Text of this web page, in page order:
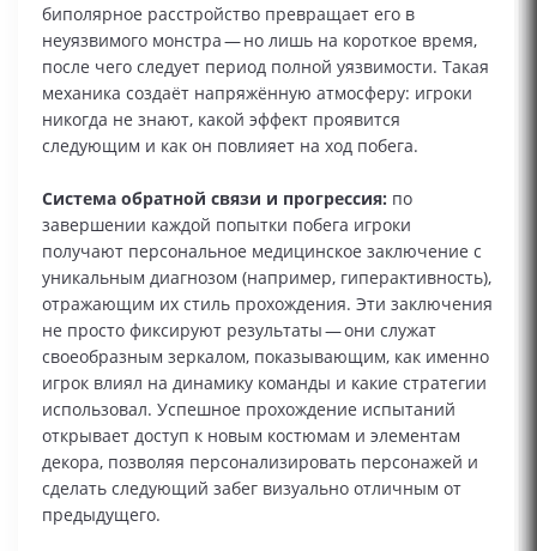
биполярное расстройство превращает его в
неуязвимого монстра — но лишь на короткое время,
после чего следует период полной уязвимости. Такая
механика создаёт напряжённую атмосферу: игроки
никогда не знают, какой эффект проявится
следующим и как он повлияет на ход побега.
Система обратной связи и прогрессия: по
завершении каждой попытки побега игроки
получают персональное медицинское заключение с
уникальным диагнозом (например, гиперактивность),
отражающим их стиль прохождения. Эти заключения
не просто фиксируют результаты — они служат
своеобразным зеркалом, показывающим, как именно
игрок влиял на динамику команды и какие стратегии
использовал. Успешное прохождение испытаний
открывает доступ к новым костюмам и элементам
декора, позволяя персонализировать персонажей и
сделать следующий забег визуально отличным от
предыдущего.